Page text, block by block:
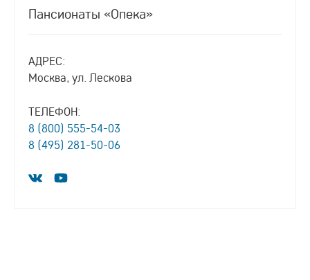
Пансионаты «Опека»
АДРЕС:
Москва, ул. Лескова
ТЕЛЕФОН:
8 (800) 555-54-03
8 (495) 281-50-06